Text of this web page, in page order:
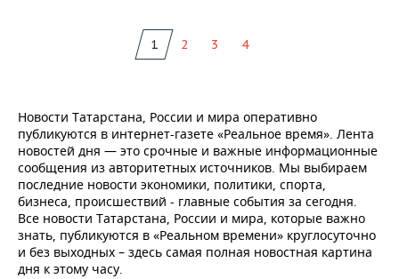
1 2 3 4
Новости Татарстана, России и мира оперативно
публикуются в интернет-газете «Реальное время». Лента
новостей дня — это срочные и важные информационные
сообщения из авторитетных источников. Мы выбираем
последние новости экономики, политики, спорта,
бизнеса, происшествий - главные события за сегодня.
Все новости Татарстана, России и мира, которые важно
знать, публикуются в «Реальном времени» круглосуточно
и без выходных – здесь самая полная новостная картина
дня к этому часу.